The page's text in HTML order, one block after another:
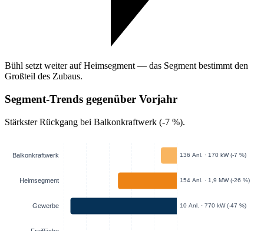
Bühl setzt weiter auf Heimsegment — das Segment bestimmt den
Großteil des Zubaus.
Segment-Trends gegenüber Vorjahr
Stärkster Rückgang bei Balkonkraftwerk (-7 %).